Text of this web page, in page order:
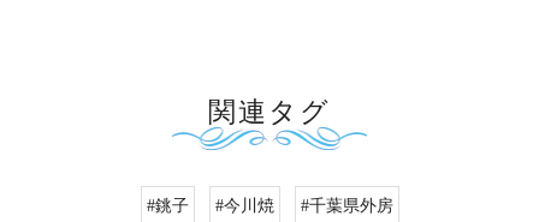
関連タグ
#銚子 #今川焼 #千葉県外房